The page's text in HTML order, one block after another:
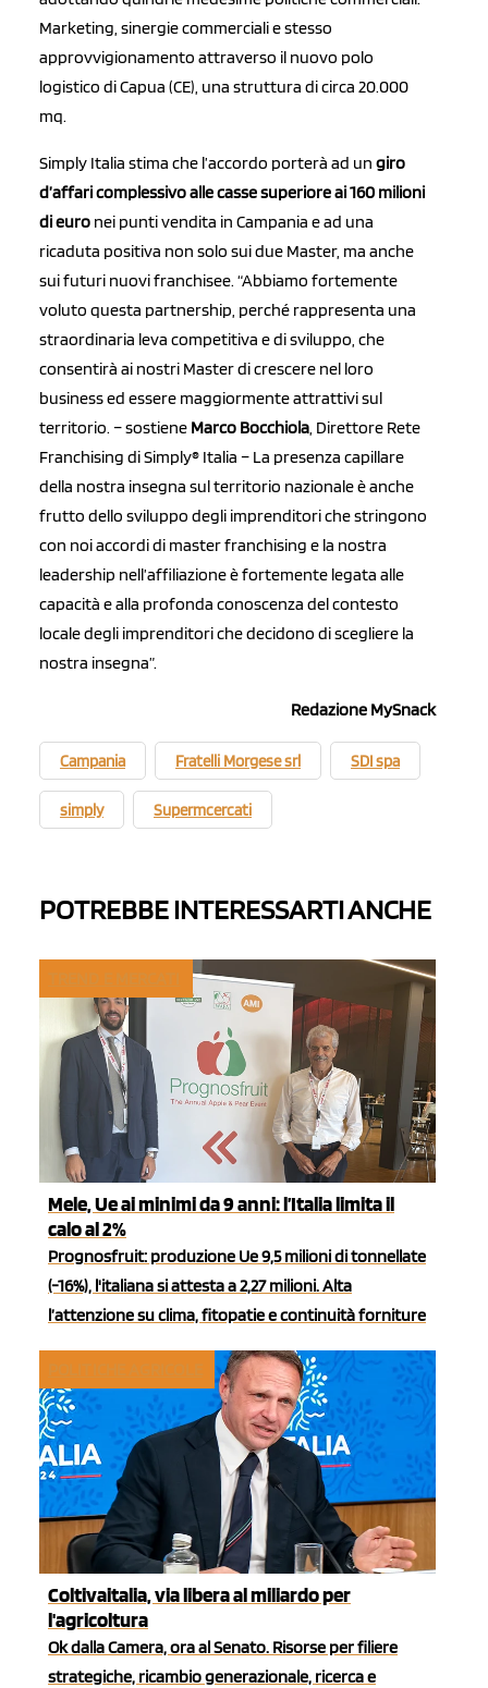
Marketing, sinergie commerciali e stesso
approvvigionamento attraverso il nuovo polo
logistico di Capua (CE), una struttura di circa 20.000
mq.
Simply Italia stima che l’accordo porterà ad un giro
d’affari complessivo alle casse superiore ai 160 milioni
di euro nei punti vendita in Campania e ad una
ricaduta positiva non solo sui due Master, ma anche
sui futuri nuovi franchisee. “Abbiamo fortemente
voluto questa partnership, perché rappresenta una
straordinaria leva competitiva e di sviluppo, che
consentirà ai nostri Master di crescere nel loro
business ed essere maggiormente attrattivi sul
territorio. – sostiene Marco Bocchiola, Direttore Rete
Franchising di Simply® Italia – La presenza capillare
della nostra insegna sul territorio nazionale è anche
frutto dello sviluppo degli imprenditori che stringono
con noi accordi di master franchising e la nostra
leadership nell’affiliazione è fortemente legata alle
capacità e alla profonda conoscenza del contesto
locale degli imprenditori che decidono di scegliere la
nostra insegna”.
Redazione MySnack
Campania Fratelli Morgese srl SDI spa
simply Supermcercati
POTREBBE INTERESSARTI ANCHE
Mele, Ue ai minimi da 9 anni: l’Italia limita il
calo al 2%
Prognosfruit: produzione Ue 9,5 milioni di tonnellate
(-16%), l'italiana si attesta a 2,27 milioni. Alta
l’attenzione su clima, fitopatie e continuità forniture
Coltivaitalia, via libera al miliardo per
l'agricoltura
Ok dalla Camera, ora al Senato. Risorse per filiere
strategiche, ricambio generazionale, ricerca e